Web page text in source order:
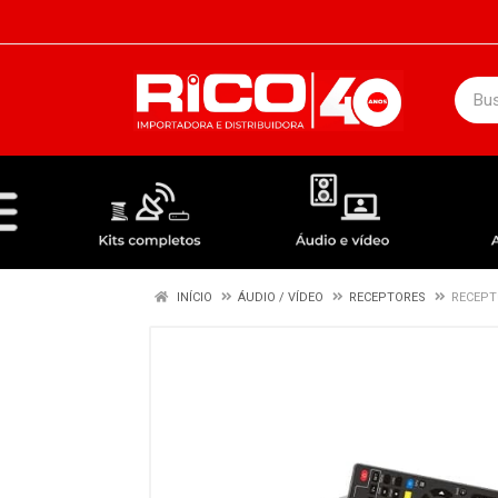
INÍCIO ÁUDIO / VÍDEO RECEPTORES